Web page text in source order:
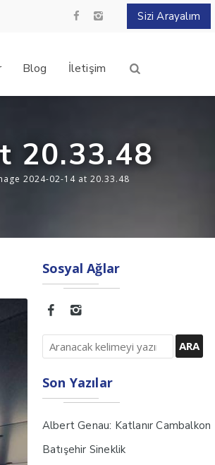
Sizi Arayalım
Blog İletişim
20.33.48
2024-02-14 at 20.33.48
Sosyal Ağlar
Son Yazılar
Albert Genau: Katlanır Cambalkon
Batışehir Sineklik